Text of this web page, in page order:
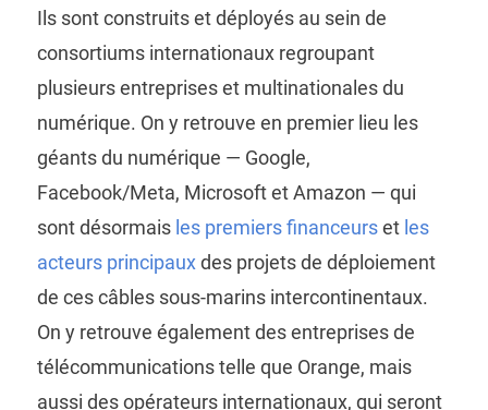
Ils sont construits et déployés au sein de
consortiums internationaux regroupant
plusieurs entreprises et multinationales du
numérique. On y retrouve en premier lieu les
géants du numérique — Google,
Facebook/Meta, Microsoft et Amazon — qui
sont désormais les premiers financeurset les
acteurs principauxdes projets de déploiement
de ces câbles sous-marins intercontinentaux.
On y retrouve également des entreprises de
télécommunications telle que Orange, mais
aussi des opérateurs internationaux, qui seront